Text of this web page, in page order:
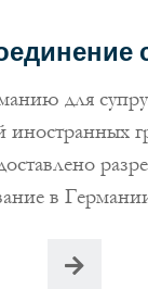
для
иностранных
в